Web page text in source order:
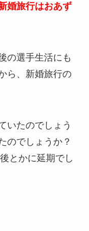
婚旅行はおあず
の選手生活にも
ら、新婚旅行の
いたのでしょう
のでしょうか？
とかに延期でし